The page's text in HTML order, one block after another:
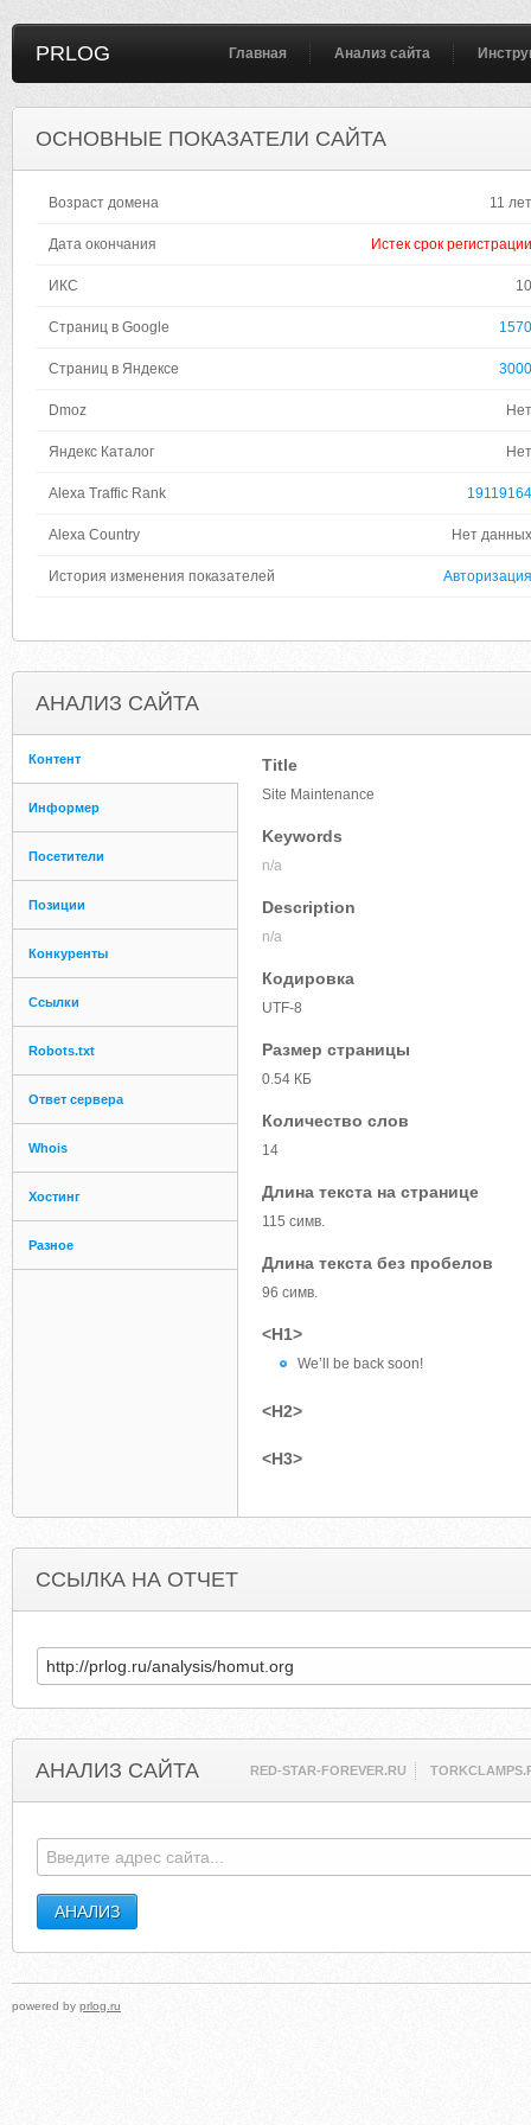
PRLOG Главная Анализ сайта
ОСНОВНЫЕ ПОКАЗАТЕЛИ САЙТА
Возраст домена 11 лет
Дата окончания Истек срок регистрации
ИКС 10
Страниц в Google 1570
Страниц в Яндексе 3000
Dmoz Нет
Яндекс Каталог Нет
Alexa Traffic Rank 19119164
Alexa Country Нет данных
История изменения показателей Авторизация
АНАЛИЗ САЙТА
Контент
Информер
Посетители
Позиции
Конкуренты
Ссылки
Robots.txt
Ответ сервера
Whois
Хостинг
Разное
Title
Site Maintenance
Keywords
n/a
Description
n/a
Кодировка
UTF-8
Размер страницы
0.54 КБ
Количество слов
14
Длина текста на странице
115 симв.
Длина текста без пробелов
96 симв.
<H1>
We’ll be back soon!
<H2>
<H3>
ССЫЛКА НА ОТЧЕТ
АНАЛИЗ САЙТА RED-STAR-FOREVER.RU
powered by prlog.ru